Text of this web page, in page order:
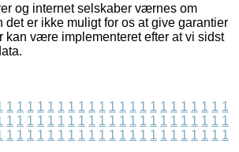
og internet selskaber værnes om
er ikke muligt for os at give garantier
kan være implementeret efter at vi sidst
1 1 1 1 1 1 1 1 1 1 1 1 1 1 1 1 1 1 1 1 1 1
1 1 1 1 1 1 1 1 1 1 1 1 1 1 1 1 1 1 1 1 1 1
1 1 1 1 1 1 1 1 1 1 1 1 1 1 1 1 1 1 1 1 1 1